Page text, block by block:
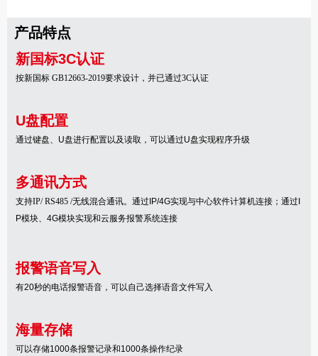
产品特点
新国标3C认证
按新国标 GB12663-2019要求设计，并已通过3C认证
U盘配置
通过键盘、 U盘进行配置以及读取 ， 可以通过U盘实现程序升级
多通讯方式
支持IP/ RS485 /无线混合通讯。 通过 IP/4G实现与中心软件计算机连接；通过
P模块、 4G模块实现和云服务报警系统连接
报警语音写入
有20秒的电话报警语音，可以自己选择语音文件写入
海量存储
可以存储1000条报警记录和1000条操作纪录